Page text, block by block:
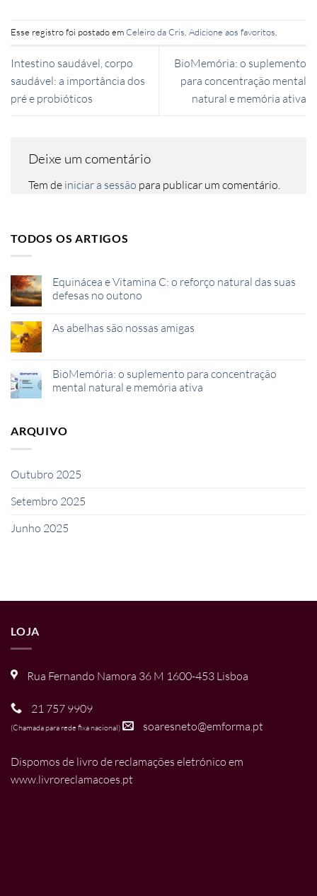
Esse registro foi postado emCeleiro da Cris Adicione aos favoritos
Intestino saudável, corpo
saudável: a importância dos
pré e probióticos
BioMemória: o suplemento
para concentração mental
natural e memória ativa
Deixe um comentário
Tem de iniciar a sessão para publicar um comentário.
TODOS OS ARTIGOS
Equinácea e Vitamina C: o reforço natural das suas
defesas no outono
em
o
reforço
natural
no
outono
As abelhas são nossas amigas
As
abelhas
são
BioMemória: o suplemento para concentração
mental natural e memória ativa
BioMemória:
o
mental
memória
ARQUIVO
Outubro 2025
Setembro 2025
Junho 2025
LOJA
Rua Fernando Namora 36 M 1600-453 Lisboa
21 757 9909
(Chamada para rede fixa nacional) soaresneto@emforma.pt
Dispomos de livro de reclamações eletrónico em
www.livroreclamacoes.pt